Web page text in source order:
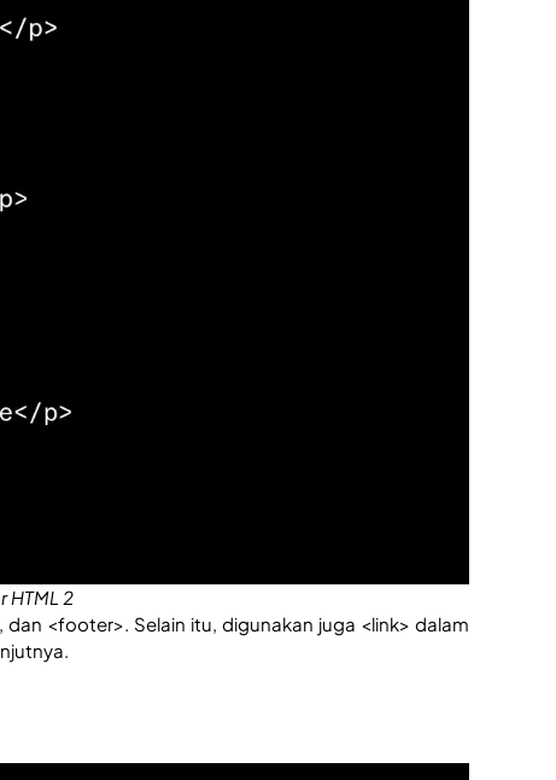
HTML 2
<footer>. Selain itu, digunakan juga <link> dalam